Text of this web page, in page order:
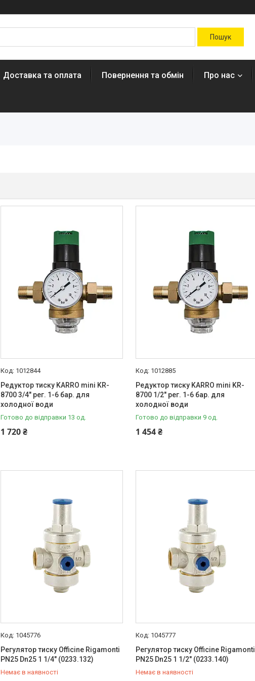
Доставка та оплата Повернення та обмін Про нас
1012844
Редуктор тиску KARRO mini KR-
8700 3/4" рег. 1-6 бар. для
холодної води
Готово до відправки 13 од.
1 720 ₴
1012885
Редуктор тиску KARRO mini KR-
8700 1/2" рег. 1-6 бар. для
холодної води
Готово до відправки 9 од.
1 454 ₴
1045776
Регулятор тиску Officine Rigamonti
PN25 Dn25 1 1/4" (0233.132)
Немає в наявності
1045777
Регулятор тиску Officine Rigamonti
PN25 Dn25 1 1/2" (0233.140)
Немає в наявності